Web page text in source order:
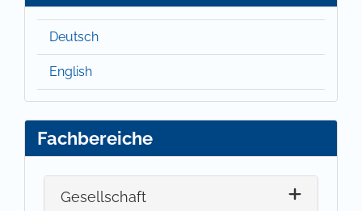
Deutsch
English
Fachbereiche
Gesellschaft